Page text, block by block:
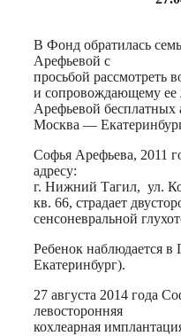
В Фонд обратилась
Арефьевой с
просьбой рассмотреть
и сопровождающему
Арефьевой
Москва —
Софья Арефьева, 2011
адресу:
г. Нижний Тагил, ул.
кв. 66, страдает
сенсоневральной
Ребенок наблюдается
Екатеринбург).
27 августа 2014 года
левосторонняя
кохлеарная